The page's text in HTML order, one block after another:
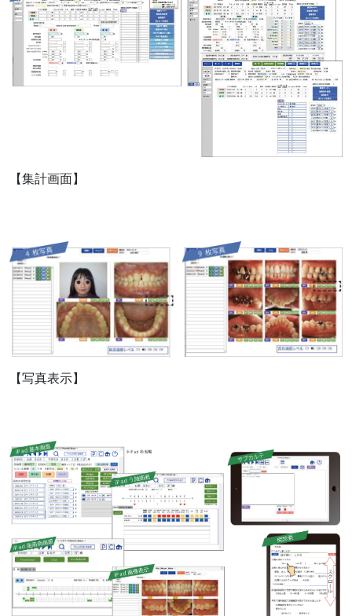
【集計画面】
【写真表示】